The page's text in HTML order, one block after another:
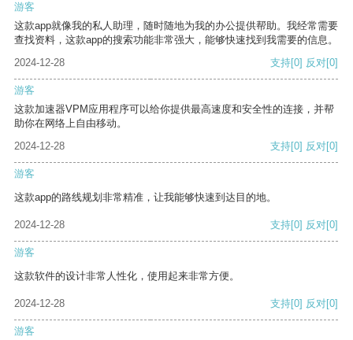
游客
这款app就像我的私人助理，随时随地为我的办公提供帮助。我经常需要
查找资料，这款app的搜索功能非常强大，能够快速找到我需要的信息。
2024-12-28
支持[0] 反对[0]
游客
这款加速器VPM应用程序可以给你提供最高速度和安全性的连接，并帮
助你在网络上自由移动。
2024-12-28
支持[0] 反对[0]
游客
这款app的路线规划非常精准，让我能够快速到达目的地。
2024-12-28 支持[0] 反对[0]
游客
这款软件的设计非常人性化，使用起来非常方便。
2024-12-28 支持[0] 反对[0]
游客